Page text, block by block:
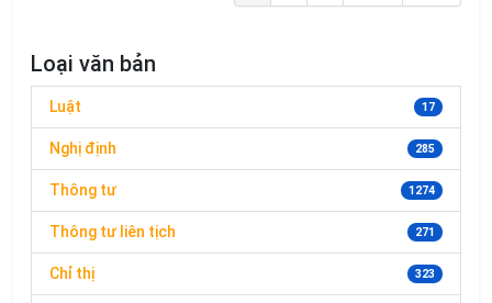
Loại văn bản
Luật 17
Nghị định 285
Thông tư 1274
Thông tư liên tịch 271
Chỉ thị 323